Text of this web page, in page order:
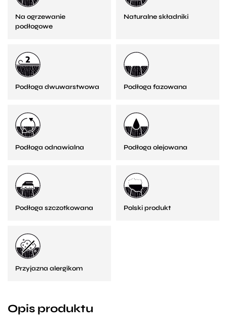
Na ogrzewanie
podłogowe
Naturalne składniki
Podłoga dwuwarstwowa Podłoga fazowana
Podłoga odnawialna Podłoga olejowana
Podłoga szczotkowana Polski produkt
Przyjazna alergikom
Opis produktu